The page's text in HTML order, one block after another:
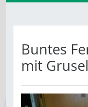
Buntes
mit